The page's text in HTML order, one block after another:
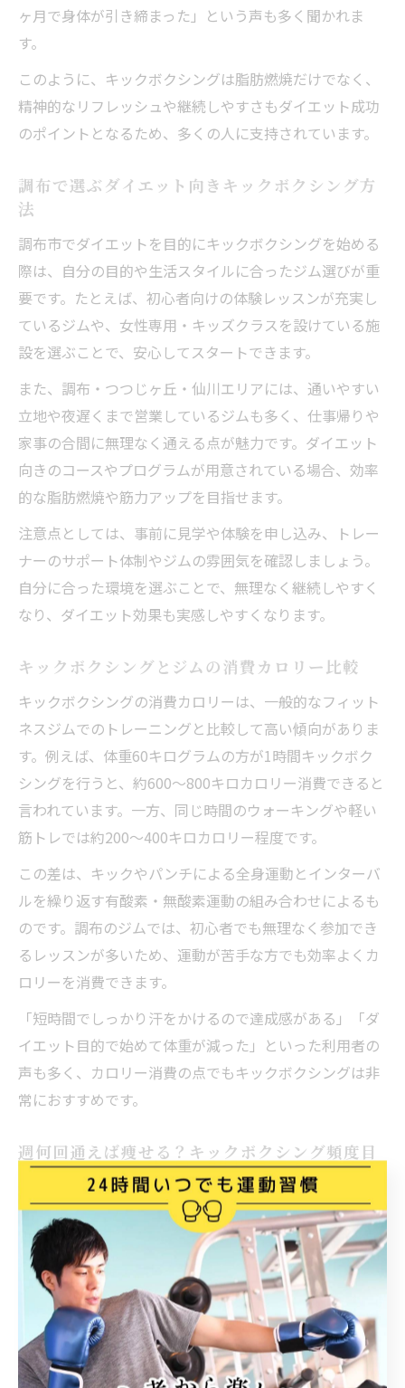
ヶ月で身体が引き締まった」という声も多く聞かれま
す。
このように、キックボクシングは脂肪燃焼だけでなく、
精神的なリフレッシュや継続しやすさもダイエット成功
のポイントとなるため、多くの人に支持されています。
調布で選ぶダイエット向きキックボクシング方
法
調布市でダイエットを目的にキックボクシングを始める
際は、自分の目的や生活スタイルに合ったジム選びが重
要です。たとえば、初心者向けの体験レッスンが充実し
ているジムや、女性専用・キッズクラスを設けている施
設を選ぶことで、安心してスタートできます。
また、調布・つつじヶ丘・仙川エリアには、通いやすい
立地や夜遅くまで営業しているジムも多く、仕事帰りや
家事の合間に無理なく通える点が魅力です。ダイエット
向きのコースやプログラムが用意されている場合、効率
的な脂肪燃焼や筋力アップを目指せます。
注意点としては、事前に見学や体験を申し込み、トレー
ナーのサポート体制やジムの雰囲気を確認しましょう。
自分に合った環境を選ぶことで、無理なく継続しやすく
なり、ダイエット効果も実感しやすくなります。
キックボクシングとジムの消費カロリー比較
キックボクシングの消費カロリーは、一般的なフィット
ネスジムでのトレーニングと比較して高い傾向がありま
す。例えば、体重60キログラムの方が1時間キックボク
シングを行うと、約600～800キロカロリー消費できると
言われています。一方、同じ時間のウォーキングや軽い
筋トレでは約200～400キロカロリー程度です。
この差は、キックやパンチによる全身運動とインターバ
ルを繰り返す有酸素・無酸素運動の組み合わせによるも
のです。調布のジムでは、初心者でも無理なく参加でき
るレッスンが多いため、運動が苦手な方でも効率よくカ
ロリーを消費できます。
「短時間でしっかり汗をかけるので達成感がある」「ダ
イエット目的で始めて体重が減った」といった利用者の
声も多く、カロリー消費の点でもキックボクシングは非
常におすすめです。
週何回通えば痩せる？キックボクシング頻度目
安
キックボクシングで効果的に痩せるための通う頻度は、
週2～3回が一般的な目安です。継続的に運動することで
代謝が高まり、脂肪燃焼効率もアップします。週1回でも
効果は期待できますが、より早く結果を出したい場合は
週2回以上のペースがおすすめです。
また、調布市の多くのジムでは、平日は夜遅くまで営業
していたり、土日祝日も開いていたりと、ライフスタイ